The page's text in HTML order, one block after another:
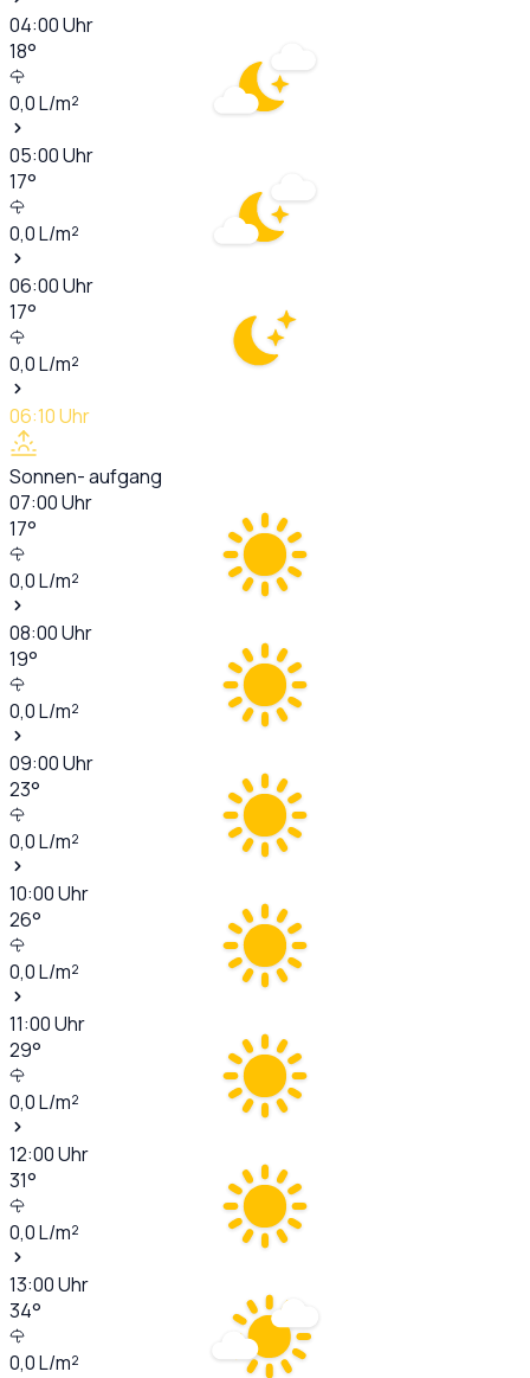
04:00Uhr
18°
0,0L/m²
05:00Uhr
17°
0,0L/m²
06:00Uhr
17°
0,0L/m²
06:10Uhr
Sonnen- aufgang
07:00Uhr
17°
0,0L/m²
08:00Uhr
19°
0,0L/m²
09:00Uhr
23°
0,0L/m²
10:00Uhr
26°
0,0L/m²
11:00Uhr
29°
0,0L/m²
12:00Uhr
31°
0,0L/m²
13:00Uhr
34°
0,0L/m²